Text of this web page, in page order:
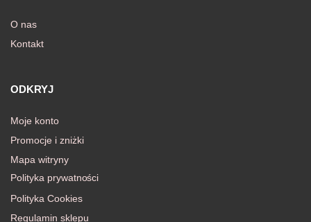
O nas
Kontakt
ODKRYJ
Moje konto
Promocje i zniżki
Mapa witryny
Polityka prywatności
Polityka Cookies
Regulamin sklepu